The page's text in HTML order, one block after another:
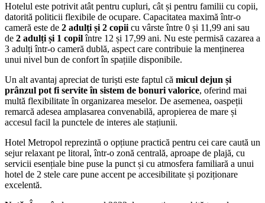
Hotelul este potrivit atât pentru cupluri, cât și pentru familii cu copii,
datorită politicii flexibile de ocupare. Capacitatea maximă într-o
cameră este de 2 adulți și 2 copii cu vârste între 0 și 11,99 ani sau
de 2 adulți și 1 copilîntre 12 și 17,99 ani. Nu este permisă cazarea a
3 adulți într-o cameră dublă, aspect care contribuie la menținerea
unui nivel bun de confort în spațiile disponibile.
Un alt avantaj apreciat de turiști este faptul că micul dejun și
prânzul pot fi servite în sistem de bonuri valorice, oferind mai
multă flexibilitate în organizarea meselor. De asemenea, oaspeții
remarcă adesea amplasarea convenabilă, apropierea de mare și
accesul facil la punctele de interes ale stațiunii.
Hotel Metropol reprezintă o opțiune practică pentru cei care caută un
sejur relaxant pe litoral, într-o zonă centrală, aproape de plajă, cu
servicii esențiale bine puse la punct și cu atmosfera familiară a unui
hotel de 2 stele care pune accent pe accesibilitate și poziționare
excelentă.